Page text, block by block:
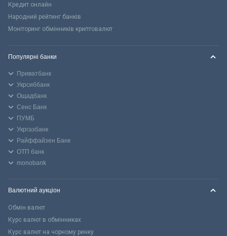
Кредит онлайн
Народний рейтинг банків
Моніторинг обмінників криптовалют
Популярні банки
Приватбанк
Укрсиббанк
Ощадбанк
Сенс Банк
ПУМБ
Укргазбанк
Райффайзен Банк
ОТП банк
monobank
Валютний аукціон
Обмін валют
Курс валют в обмінниках
Курс валют на чорному ринку